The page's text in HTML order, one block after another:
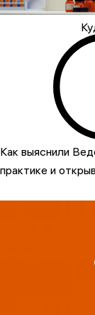
Как выяснили
практике и